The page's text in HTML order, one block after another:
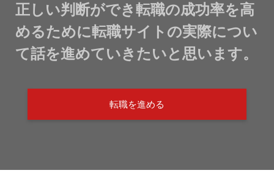
正しい判断ができ転職の成功率を高
めるために転職サイトの実際につい
て話を進めていきたいと思います。
転職を進める